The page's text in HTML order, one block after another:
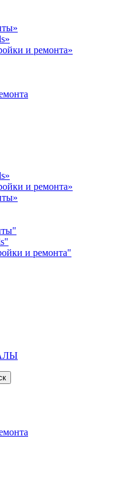
и ремонта»
и ремонта»
и ремонта"